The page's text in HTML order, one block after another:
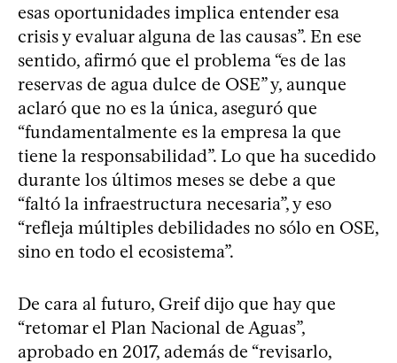
esas oportunidades implica entender esa
crisis y evaluar alguna de las causas”. En ese
sentido, afirmó que el problema “es de las
reservas de agua dulce de OSE” y, aunque
aclaró que no es la única, aseguró que
“fundamentalmente es la empresa la que
tiene la responsabilidad”. Lo que ha sucedido
durante los últimos meses se debe a que
“faltó la infraestructura necesaria”, y eso
“refleja múltiples debilidades no sólo en OSE,
sino en todo el ecosistema”.
De cara al futuro, Greif dijo que hay que
“retomar el Plan Nacional de Aguas”,
aprobado en 2017, además de “revisarlo,